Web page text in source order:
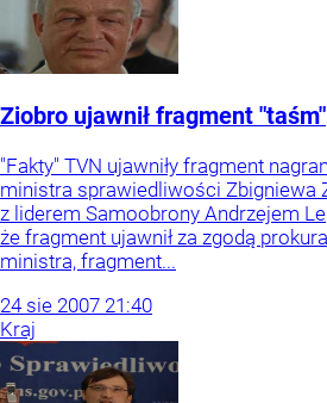
Ziobro ujawnił fragment "taśm"
"Fakty" TVN ujawniły fragment
ministra sprawiedliwości Zbigniewa
z liderem Samoobrony Andrzejem
że fragment ujawnił za zgodą
ministra, fragment...
24 sie 2007 21:40
Kraj